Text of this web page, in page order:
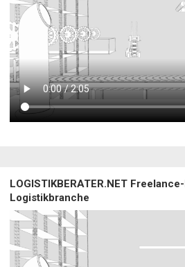
LOGISTIKBERATER.NET
Logistikbranche